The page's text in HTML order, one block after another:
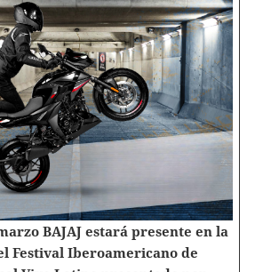
BAJAJ estará presente en la
Festival Iberoamericano de